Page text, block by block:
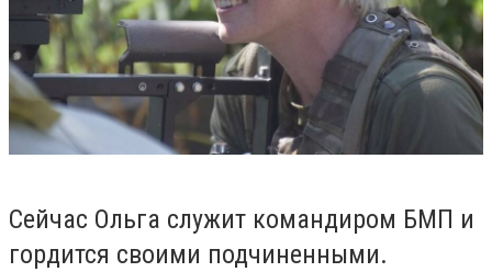
Сейчас Ольга служит командиром БМП и
гордится своими подчиненными.